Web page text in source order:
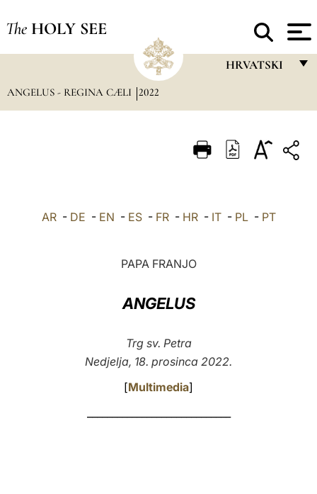
The HOLY SEE
HRVATSKI
ITALIANO
ANGELUS - REGINA CÆLI 2022
AR- DE - EN - ES- FR- HR- IT- PL- PT
PAPA FRANJO
ANGELUS
Trg sv. Petra
Nedjelja, 18. prosinca 2022.
[Multimedia]